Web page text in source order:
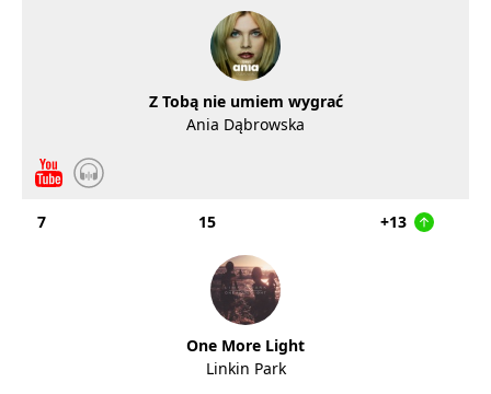
Z Tobą nie umiem wygrać
Ania Dąbrowska
7 15 +13
One More Light
Linkin Park